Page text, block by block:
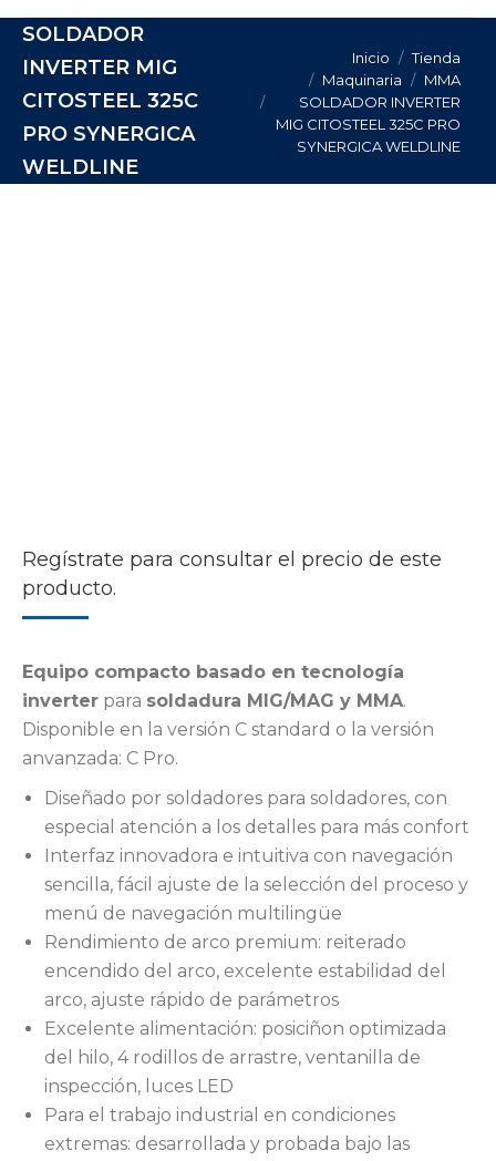
SOLDADOR
INVERTER MIG
CITOSTEEL 325C
PRO SYNERGICA
WELDLINE
Inicio
Tienda
Maquinaria
MMA
SOLDADOR INVERTER
MIG CITOSTEEL 325C PRO
SYNERGICA WELDLINE
Regístrate para consultar el precio de este
producto.
Equipo compacto basado en tecnología
inverter para soldadura MIG/MAG y MMA.
Disponible en la versión C standard o la versión
anvanzada: C Pro.
Diseñado por soldadores para soldadores, con
especial atención a los detalles para más confort
Interfaz innovadora e intuitiva con navegación
sencilla, fácil ajuste de la selección del proceso y
menú de navegación multilingüe
Rendimiento de arco premium: reiterado
encendido del arco, excelente estabilidad del
arco, ajuste rápido de parámetros
Excelente alimentación: posiciñon optimizada
del hilo, 4 rodillos de arrastre, ventanilla de
inspección, luces LED
Para el trabajo industrial en condiciones
extremas: desarrollada y probada bajo las